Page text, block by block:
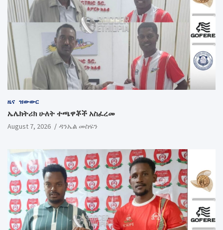
ዜና ዝውውር
ኤሌክትሪክ ሁለት ተጫዋቾች አስፈረመ
August 7, 2026 ዳንኤል መስፍን